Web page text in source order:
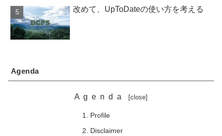
改めて、UpToDateの使い方を考える
Agenda
Agenda
Profile
Disclaimer